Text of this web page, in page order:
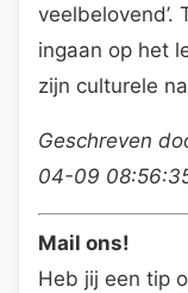
veelbelovend’.
ingaan op het
zijn culturele
Geschreven
04-09
Mail ons!
Heb jij een tip